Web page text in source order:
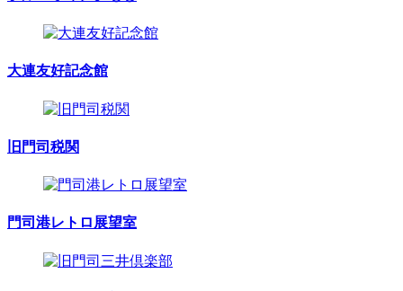
大連友好記念館
旧門司税関
門司港レトロ展望室